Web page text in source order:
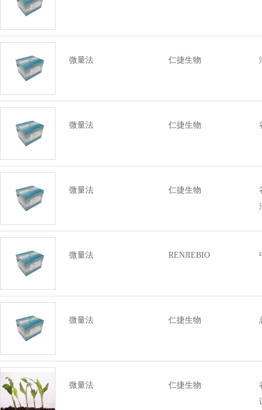
微量法 仁捷生物
微量法 仁捷生物
微量法 仁捷生物
微量法 RENJIEBIO
微量法 仁捷生物
微量法 仁捷生物